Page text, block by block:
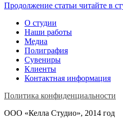
Продолжение статьи читайте в
О студии
Наши работы
Медиа
Полиграфия
Сувениры
Клиенты
Контактная информация
Политика конфиденциальности
ООО «Келла Студио», 2014 год